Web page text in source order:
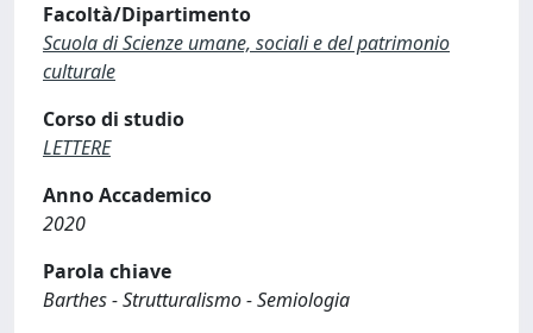
Facoltà/Dipartimento
Scuola di Scienze umane, sociali e del patrimonio
culturale
Corso di studio
LETTERE
Anno Accademico
2020
Parola chiave
Barthes - Strutturalismo - Semiologia